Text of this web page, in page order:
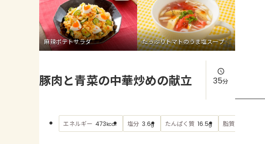
麻辣ポテトサラダ たっぷりトマトのうま塩スープ
豚肉と青菜の中華炒めの献立 35分
エネルギー 473kcal 塩分 3.6g たんぱく質 16.5g 脂質